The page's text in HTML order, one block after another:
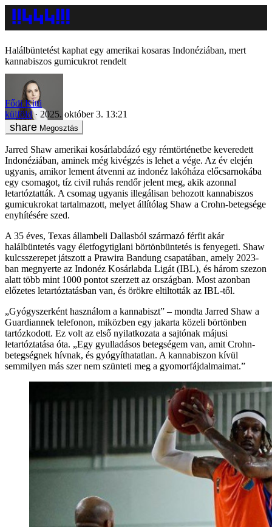
Halálbüntetést kaphat egy amerikai kosaras Indonéziában, mert
kannabiszos gumicukrot rendelt
Fődi Kitti
külföld
2025. október 3. 13:21
Megosztás
Jarred Shaw amerikai kosárlabdázó egy rémtörténetbe keveredett
Indonéziában, aminek még kivégzés is lehet a vége. Az év elején
ugyanis, amikor lement átvenni az indonéz lakóháza előcsarnokába
egy csomagot, tíz civil ruhás rendőr jelent meg, akik azonnal
letartóztatták. A csomag ugyanis illegálisan behozott kannabiszos
gumicukrokat tartalmazott, melyet állítólag Shaw a Crohn-betegsége
enyhítésére szed.
A 35 éves, Texas állambeli Dallasból származó férfit akár
halálbüntetés vagy életfogytiglani börtönbüntetés is fenyegeti. Shaw
kulcsszerepet játszott a Prawira Bandung csapatában, amely 2023-
ban megnyerte az Indonéz Kosárlabda Ligát (IBL), és három szezon
alatt több mint 1000 pontot szerzett az országban. Most azonban
előzetes letartóztatásban van, és örökre eltiltották az IBL-től.
„Gyógyszerként használom a kannabiszt” – mondta Jarred Shaw a
Guardiannek telefonon, miközben egy jakarta közeli börtönben
tartózkodott. Ez volt az első nyilatkozata a sajtónak májusi
letartóztatása óta. „Egy gyulladásos betegségem van, amit Crohn-
betegségnek hívnak, és gyógyíthatatlan. A kannabiszon kívül
semmilyen más szer nem szünteti meg a gyomorfájdalmaimat.”